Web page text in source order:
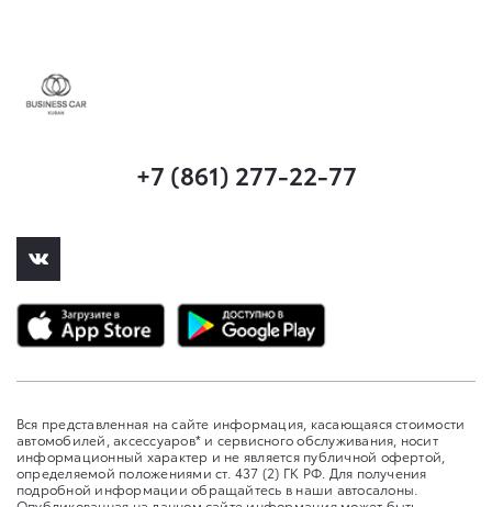
+7 (861) 277-22-77
Вся представленная на сайте информация, касающаяся стоимости
автомобилей, аксессуаров* и сервисного обслуживания, носит
информационный характер и не является публичной офертой,
определяемой положениями ст. 437 (2) ГК РФ. Для получения
подробной информации обращайтесь в наши автосалоны.